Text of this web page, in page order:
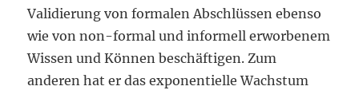
Validierung von formalen Abschlüssen ebenso
wie von non-formal und informell erworbenem
Wissen und Können beschäftigen. Zum
anderen hat er das exponentielle Wachstum